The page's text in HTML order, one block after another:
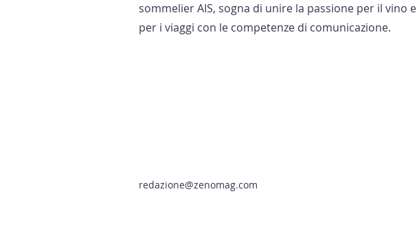
sommelier AIS, sogna di unire la passione per il vino e
per i viaggi con le competenze di comunicazione.
redazione@zenomag.com